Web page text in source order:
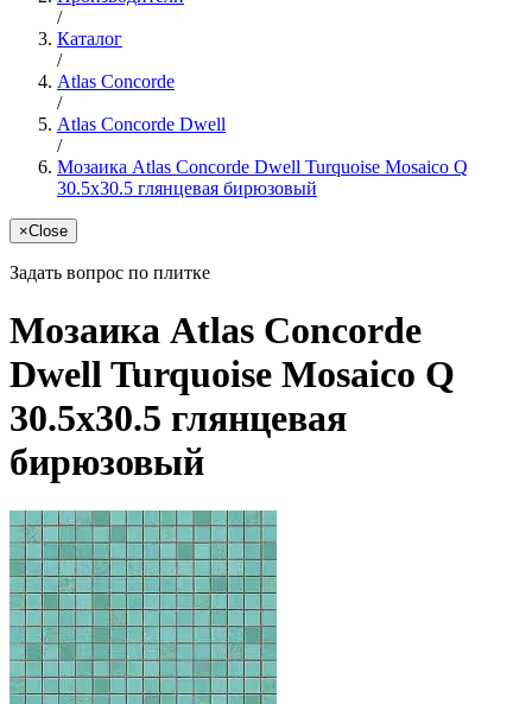
/
Каталог
/
Atlas Concorde
/
Atlas Concorde Dwell
/
Мозаика Atlas Concorde Dwell Turquoise Mosaico Q
30.5x30.5 глянцевая бирюзовый
×Close
Задать вопрос по плитке
Мозаика Atlas Concorde
Dwell Turquoise Mosaico Q
30.5x30.5 глянцевая
бирюзовый